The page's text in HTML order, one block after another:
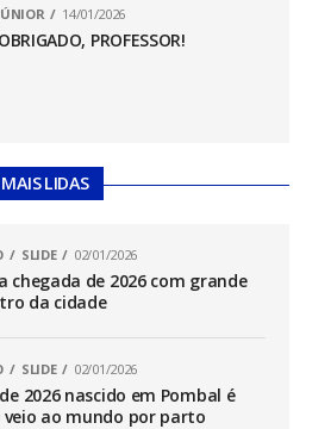
14/01/2026
PROFESSOR!
MAIS LIDAS
SLIDE 02/01/2026
chegada de 2026 com grande
da cidade
SLIDE 02/01/2026
2026 nascido em Pombal é
veio ao mundo por parto